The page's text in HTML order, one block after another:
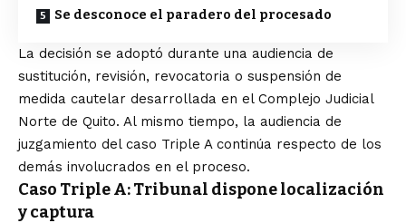
Se desconoce el paradero del procesado
La decisión se adoptó durante una audiencia de
sustitución, revisión, revocatoria o suspensión de
medida cautelar desarrollada en el Complejo Judicial
Norte de Quito. Al mismo tiempo, la audiencia de
juzgamiento del caso Triple A continúa respecto de los
demás involucrados en el proceso.
Caso Triple A: Tribunal dispone localización
y captura